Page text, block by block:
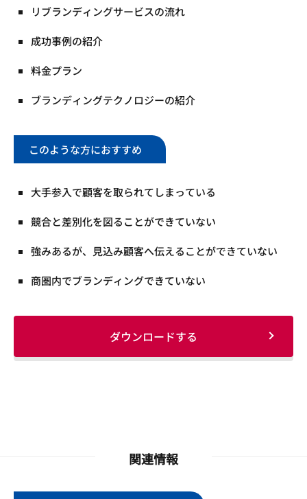
リブランディングサービスの流れ
成功事例の紹介
料金プラン
ブランディングテクノロジーの紹介
このような方におすすめ
大手参入で顧客を取られてしまっている
競合と差別化を図ることができていない
強みあるが、見込み顧客へ伝えることができていない
商圏内でブランディングできていない
ダウンロードする
関連情報